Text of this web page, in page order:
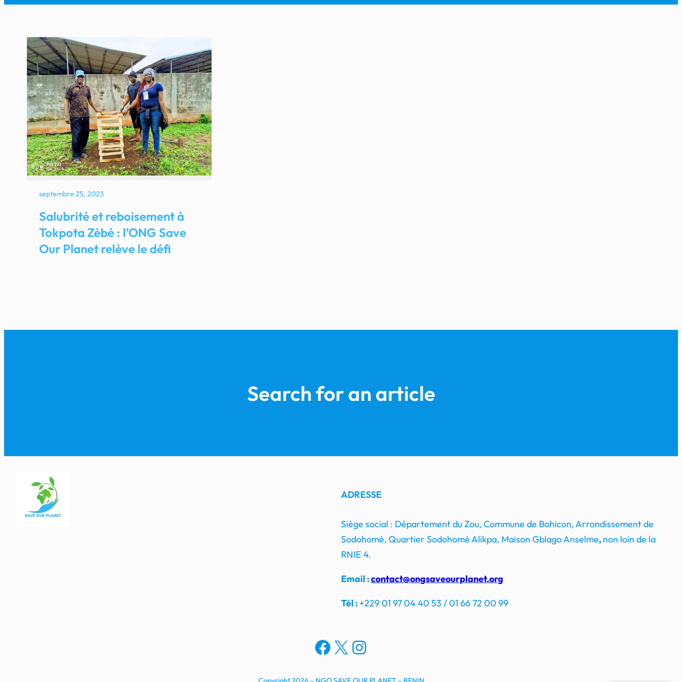
septembre 25, 2023
Salubrité et reboisement à
Tokpota Zèbè : l’ONG Save
Our Planet relève le défi
Search for an article
ADRESSE
Siège social : Département du Zou, Commune de Bohicon, Arrondissement de
Sodohomè, Quartier Sodohomè Alikpa, Maison Gblago Anselme,non loin de la
RNIE 4.
Email :contact@ongsaveourplanet.org
Tél :+229 01 97 04 40 53 / 01 66 72 00 99
Facebook
X Instagram